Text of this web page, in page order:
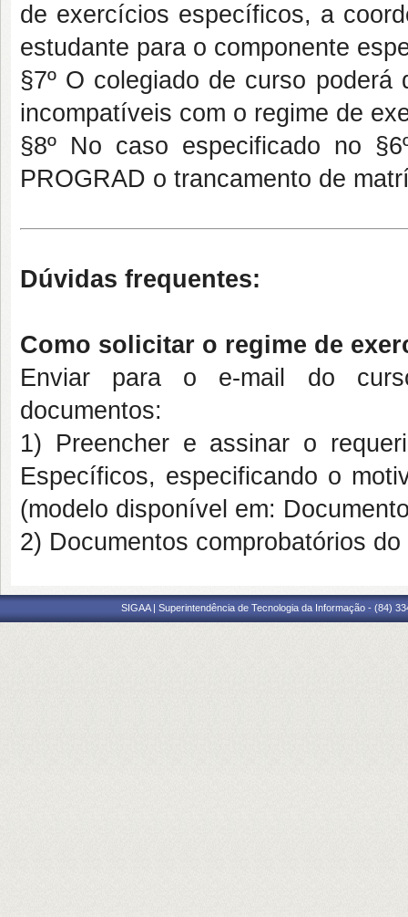
de exercícios específicos, a
estudante para o componente
§7º O colegiado de curso poderá
incompatíveis com o regime de
§8º No caso especificado no
PROGRAD o trancamento de
Dúvidas frequentes:
Como solicitar o regime de
Enviar para o e-mail do
documentos:
1) Preencher e assinar o
Específicos, especificando o
(modelo disponível em:
2) Documentos comprobatórios do
SIGAA | Superintendência de Tecnologia da Informação - (84)